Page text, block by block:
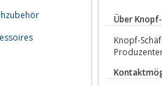
Über
Knopf-